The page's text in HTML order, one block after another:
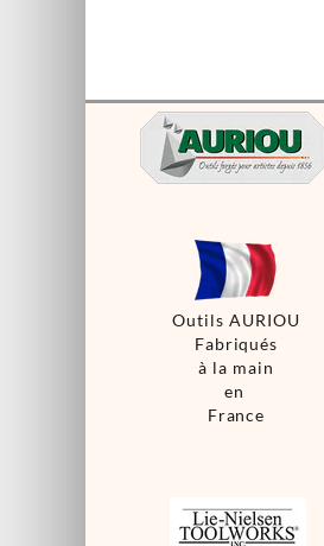
Outils AURIOU
Fabriqués
à la main
en
France